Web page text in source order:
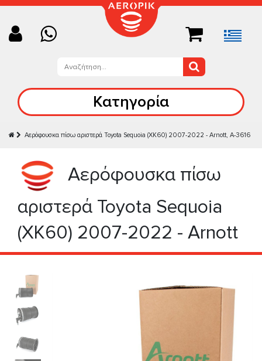
Κατηγορία
Aερόφουσκα πίσω αριστερά Toyota Sequoia (XK60) 2007-2022 - Arnott, A-3616
Aερόφουσκα πίσω
αριστερά Toyota Sequoia
(XK60) 2007-2022 - Arnott